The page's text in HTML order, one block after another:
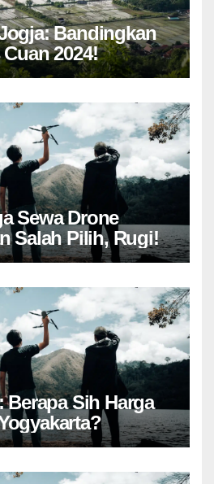
Bandingkan
2024!
Sewa Drone
Salah Pilih, Rugi!
Berapa Sih Harga